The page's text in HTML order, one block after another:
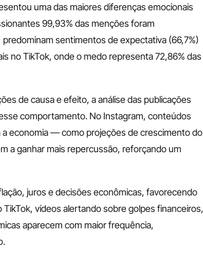
uma das maiores diferenças emocionais
99,93% das menções foram
sentimentos de expectativa (66,7%)
no TikTok, onde o medo representa 72,86% das
de causa e efeito, a análise das publicações
comportamento. No Instagram, conteúdos
a economia — como projeções de crescimento do
a ganhar mais repercussão, reforçando um
juros e decisões econômicas, favorecendo
vídeos alertando sobre golpes financeiros,
aparecem com maior frequência,